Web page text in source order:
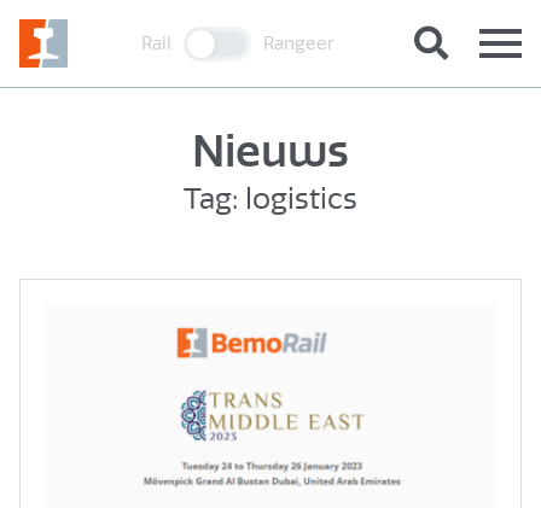
Rail Rangeer
Nieuws
Tag: logistics